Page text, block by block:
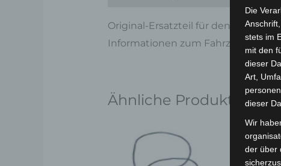
Original-Ersatzteil für den Pedelec
Informationen zum Fahrzeug
Ähnliche Produkte
Die
stets im
mit den
dieser
Art,
dieser
Wir
der über